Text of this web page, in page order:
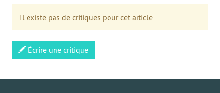
Il existe pas de critiques pour cet article
Écrire une critique